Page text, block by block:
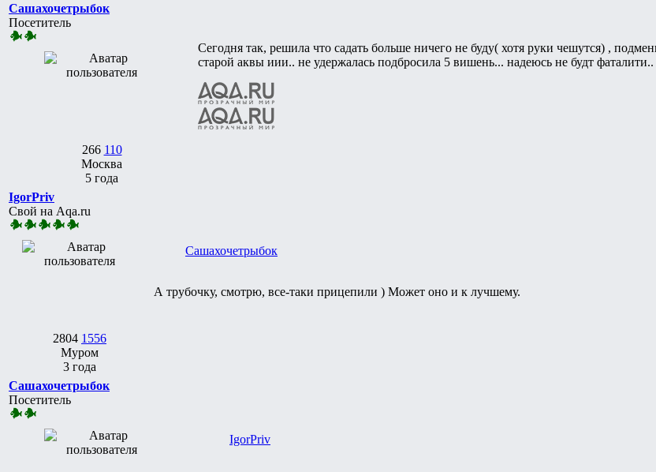
Сашахочетрыбок
Посетитель
266 110
Москва
5 года
Сегодня так, решила что садать больше ничего не буду( хотя руки чешутся) ,
старой аквы иии.. не удержалась подбросила 5 вишень... надеюсь не будт
IgorPriv
Свой на Aqa.ru
2804 1556
Муром
3 года
Сашахочетрыбок
А трубочку, смотрю, все-таки прицепили ) Может оно и к лучшему.
Сашахочетрыбок
Посетитель
IgorPriv